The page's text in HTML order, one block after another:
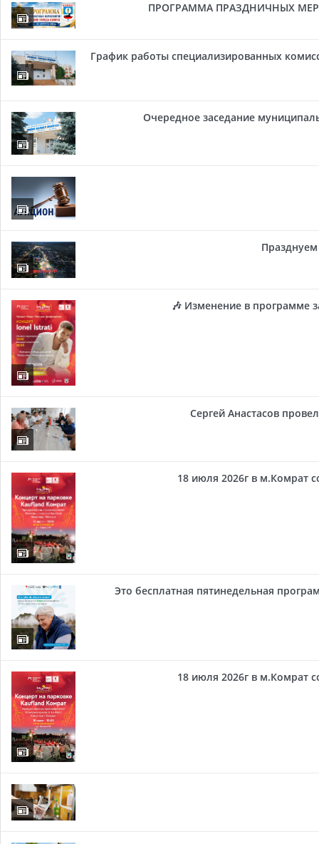
ПРОГРАММА ПРАЗДНИЧНЫХ
График работы специализированных
Очередное заседание
Празднуем
🎶 Изменение в программе
Сергей Анастасов
18 июля 2026г в м.Комрат
Это бесплатная пятинедельная
18 июля 2026г в м.Комрат